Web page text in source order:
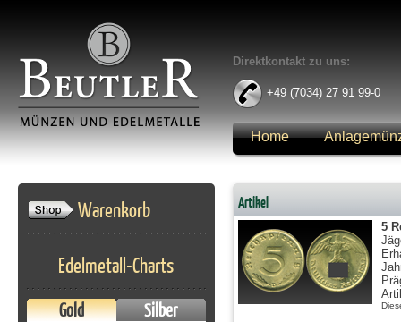
Direktkontakt zu uns:
+49 (7034) 27 91 99-0
Home
Warenkorb
Edelmetall-Charts
Gold Silber
Artikel
5